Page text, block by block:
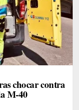
chocar contra
M-40